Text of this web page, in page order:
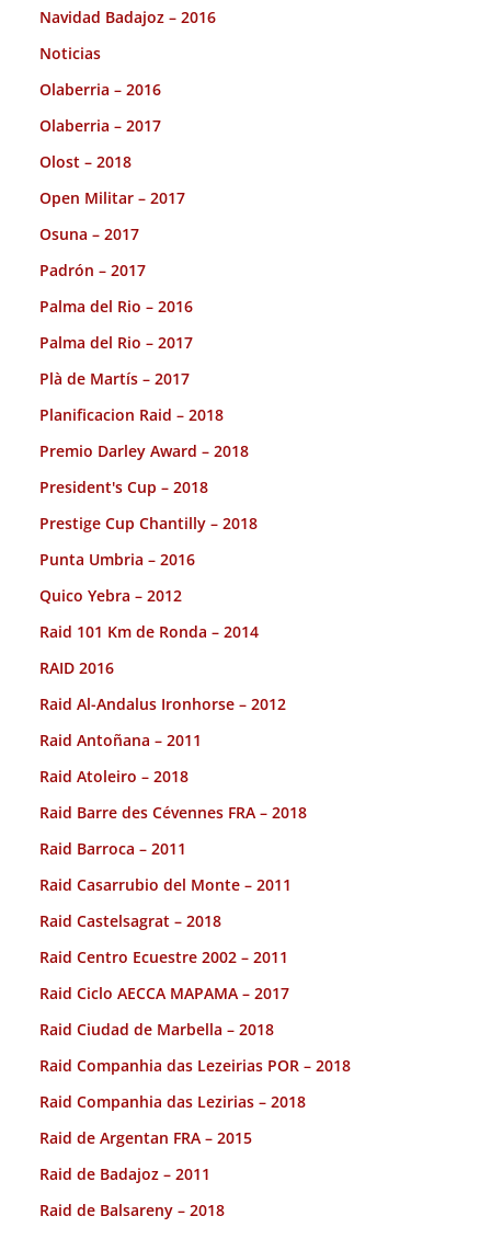
Navidad Badajoz – 2016
Noticias
Olaberria – 2016
Olaberria – 2017
Olost – 2018
Open Militar – 2017
Osuna – 2017
Padrón – 2017
Palma del Rio – 2016
Palma del Rio – 2017
Plà de Martís – 2017
Planificacion Raid – 2018
Premio Darley Award – 2018
President's Cup – 2018
Prestige Cup Chantilly – 2018
Punta Umbria – 2016
Quico Yebra – 2012
Raid 101 Km de Ronda – 2014
RAID 2016
Raid Al-Andalus Ironhorse – 2012
Raid Antoñana – 2011
Raid Atoleiro – 2018
Raid Barre des Cévennes FRA – 2018
Raid Barroca – 2011
Raid Casarrubio del Monte – 2011
Raid Castelsagrat – 2018
Raid Centro Ecuestre 2002 – 2011
Raid Ciclo AECCA MAPAMA – 2017
Raid Ciudad de Marbella – 2018
Raid Companhia das Lezeirias POR – 2018
Raid Companhia das Lezirias – 2018
Raid de Argentan FRA – 2015
Raid de Badajoz – 2011
Raid de Balsareny – 2018